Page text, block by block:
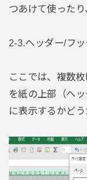
つあけて使ったり
2-3.ヘッダー/フ
ここでは、複数
を紙の上部（ヘ
に表示するかどう